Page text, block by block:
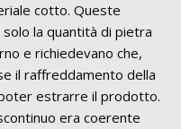
cotto. Queste
la quantità di pietra
e richiedevano che,
il raffreddamento della
estrarre il prodotto.
era coerente